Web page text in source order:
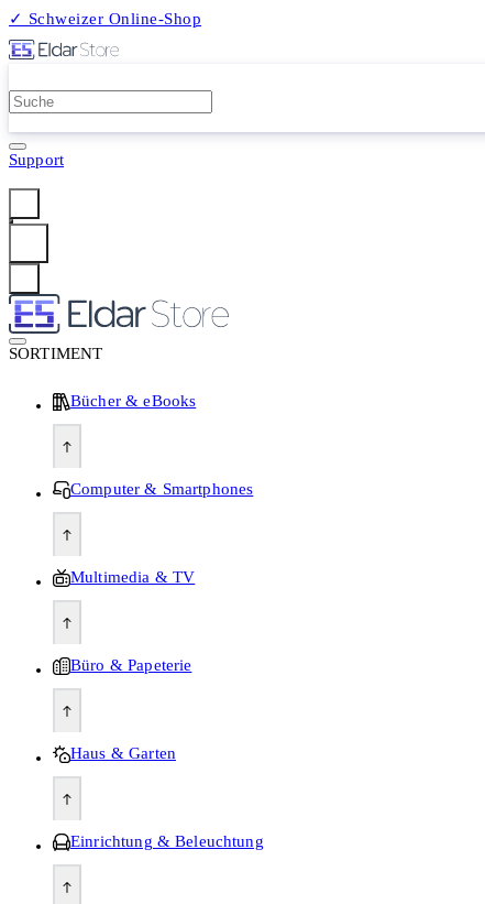
✓ Schweizer Online-Shop
Support
SORTIMENT
Bücher & eBooks
Computer & Smartphones
Multimedia & TV
Büro & Papeterie
Haus & Garten
Einrichtung & Beleuchtung